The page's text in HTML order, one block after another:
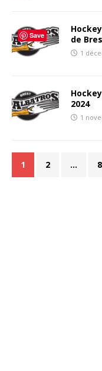
de
1
2024
1
1 2 … 8
Save